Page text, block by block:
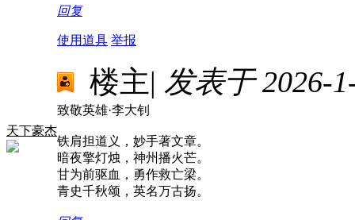
回复
使用道具 举报
天下豪杰
楼主| 发表于 2026-
致敬英雄·李大钊
铁肩担道义，妙手著文章。
暗夜擎灯烛，神州播火芒。
甘为前驱血，勇作救亡梁。
青史千秋颂，英名万古扬。